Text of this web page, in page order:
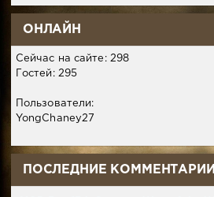
ОНЛАЙН
Сейчас на сайте: 298
Гостей: 295
Пользователи:
YongChaney27
ПОСЛЕДНИЕ КОММЕНТАРИИ